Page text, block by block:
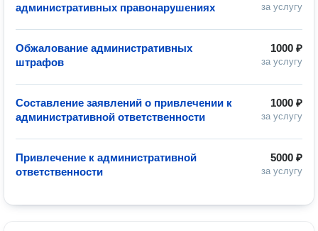
за услугу
административных правонарушениях
1000 ₽
за услугу
Обжалование административных
штрафов
1000 ₽
за услугу
Составление заявлений о привлечении к
административной ответственности
5000 ₽
за услугу
Привлечение к административной
ответственности